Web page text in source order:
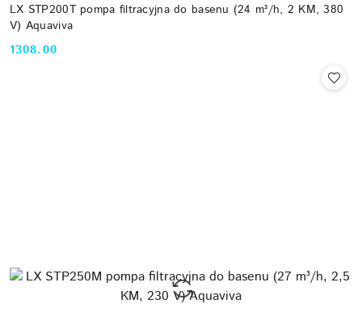
LX STP200T pompa filtracyjna do basenu (24 m³/h, 2 KM, 380
V) Aquaviva
Cena:
1308.00